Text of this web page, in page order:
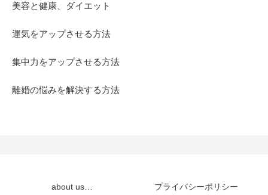
美容と健康、ダイエット
運気をアップさせる方法
集中力をアップさせる方法
離婚の悩みを解決する方法
about us… プライバシーポリシー